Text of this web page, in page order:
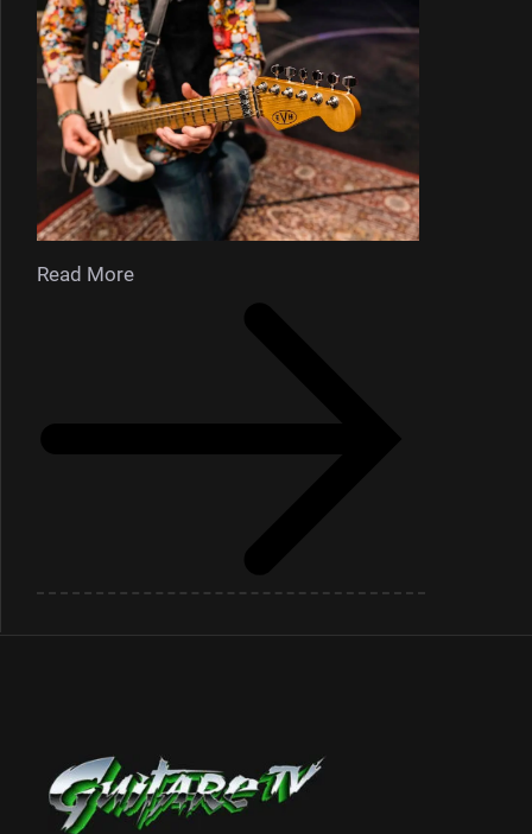
Read More